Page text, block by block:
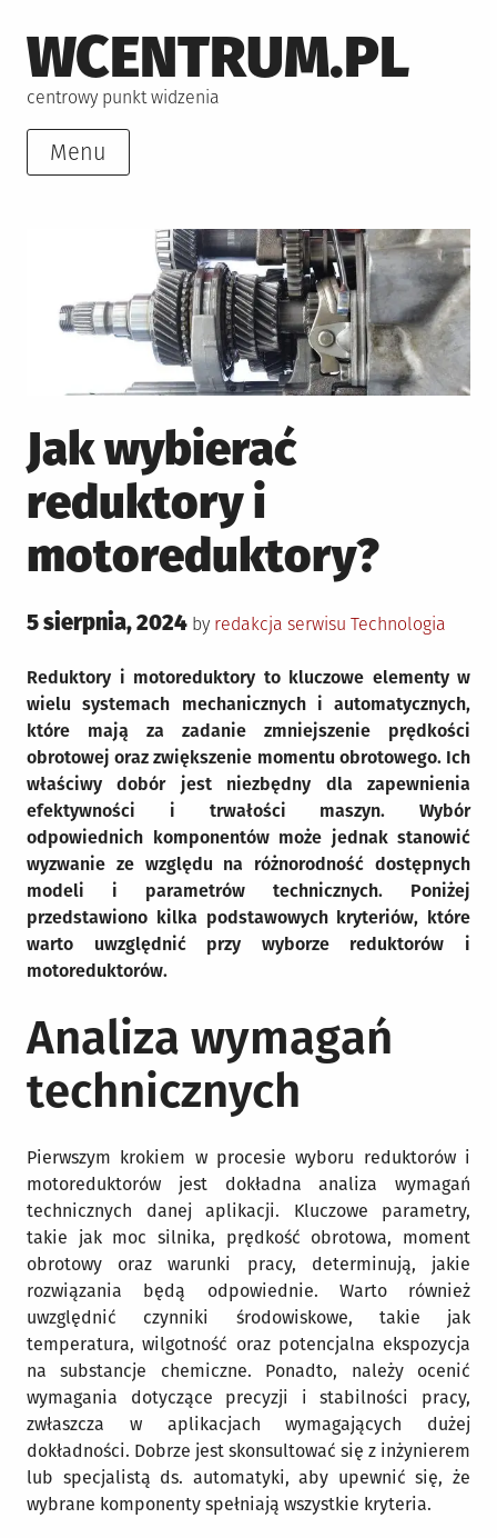
to
content
WCENTRUM.PL
centrowy punkt widzenia
Menu
Jak wybierać
reduktory i
motoreduktory?
Posted
5 sierpnia, 2024 by redakcja serwisu Posted
Technologia
Reduktory i motoreduktory to kluczowe elementy w
wielu systemach mechanicznych i automatycznych,
które mają za zadanie zmniejszenie prędkości
obrotowej oraz zwiększenie momentu obrotowego. Ich
właściwy dobór jest niezbędny dla zapewnienia
efektywności i trwałości maszyn. Wybór
odpowiednich komponentów może jednak stanowić
wyzwanie ze względu na różnorodność dostępnych
modeli i parametrów technicznych. Poniżej
przedstawiono kilka podstawowych kryteriów, które
warto uwzględnić przy wyborze reduktorów i
motoreduktorów.
Analiza wymagań
technicznych
Pierwszym krokiem w procesie wyboru reduktorów i
motoreduktorów jest dokładna analiza wymagań
technicznych danej aplikacji. Kluczowe parametry,
takie jak moc silnika, prędkość obrotowa, moment
obrotowy oraz warunki pracy, determinują, jakie
rozwiązania będą odpowiednie. Warto również
uwzględnić czynniki środowiskowe, takie jak
temperatura, wilgotność oraz potencjalna ekspozycja
na substancje chemiczne. Ponadto, należy ocenić
wymagania dotyczące precyzji i stabilności pracy,
zwłaszcza w aplikacjach wymagających dużej
dokładności. Dobrze jest skonsultować się z inżynierem
lub specjalistą ds. automatyki, aby upewnić się, że
wybrane komponenty spełniają wszystkie kryteria.